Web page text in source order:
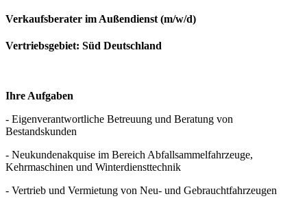
Verkaufsberater im Außendienst (m/w/d)
Vertriebsgebiet: Süd Deutschland
Ihre Aufgaben
- Eigenverantwortliche Betreuung und Beratung von
Bestandskunden
- Neukundenakquise im Bereich Abfallsammelfahrzeuge,
Kehrmaschinen und Winterdiensttechnik
- Vertrieb und Vermietung von Neu- und Gebrauchtfahrzeugen